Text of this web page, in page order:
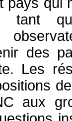
des
Les
aux